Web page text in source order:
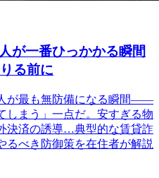
が一番ひっかかる瞬間
る前に
が最も無防備になる瞬間——
しまう」一点だ。安すぎる物
決済の誘導…典型的な賃貸詐
るべき防御策を在住者が解説